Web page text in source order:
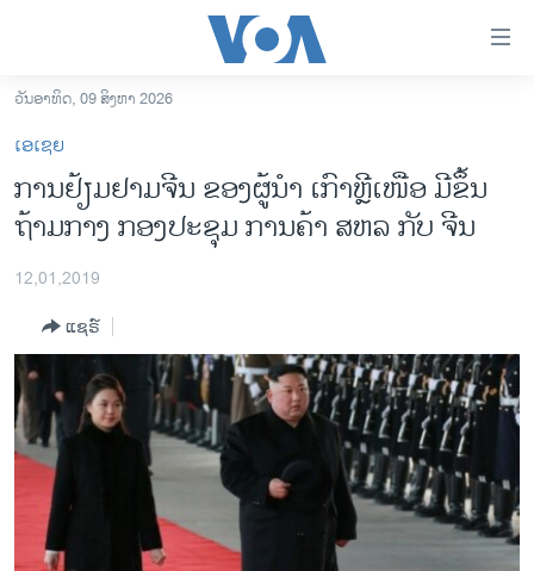
ເຂົ້າ
ຫາ
ຂ້າມ
ຂ້າມ
ຫາ
ອາເມຣິກາ
ການເລືອກຕັ້ງ ປະທານາທີບໍດີ ສະຫະລັດ 2024
ຂ່າວ​ຈີນ
ໂລກ
ເອເຊຍ
ອິດສະຫຼະພາບດ້ານການຂ່າວ
ຊີວິດຊາວລາວ
ຊຸມຊົນຊາວລາວ
ວິທະຍາສາດ-ເທັກໂນໂລຈີ
ວັນອາທິດ, 09 ສິງຫາ 2026
ເອເຊຍ
ການຢ້ຽມຢາມຈີນ ຂອງຜູ້​ນຳ ເກົາຫຼີເໜືອ ມີ​ຂຶ້ນ
ຖ້າມກາງ ກອງປະຊຸມ ການຄ້າ ສຫ​ລ ກັບ ຈີນ
12,01,2019
ແຊຣ໌